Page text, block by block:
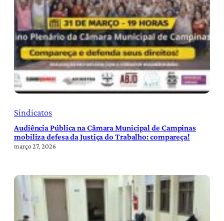
Sindicatos
Audiência Pública na Câmara Municipal de Campinas
mobiliza defesa da Justiça do Trabalho: compareça!
março 27, 2026